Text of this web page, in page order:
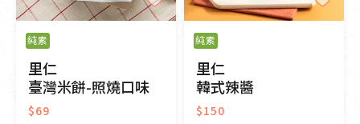
純素
里仁
臺灣米餅-照燒口味
$69
純素
里仁
韓式辣醬
$150